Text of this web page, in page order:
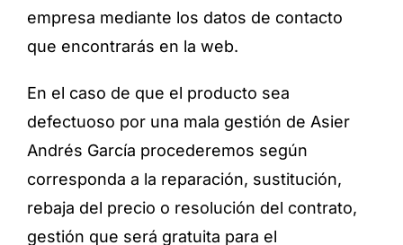
empresa mediante los datos de contacto
que encontrarás en la web.
En el caso de que el producto sea
defectuoso por una mala gestión de Asier
Andrés García procederemos según
corresponda a la reparación, sustitución,
rebaja del precio o resolución del contrato,
gestión que será gratuita para el